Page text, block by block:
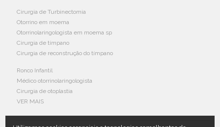
Cirurgia de Turbinectomia
Otorrino em moema
Otorrinolaringologista em moema sp
Cirurgia de tímpano
Cirurgia de reconstrução do tímpano
Ronco Infantil
Médico otorrinolaringologista
Cirurgia de otoplastia
VER MAIS